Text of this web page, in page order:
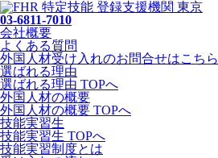
03-6811-7010
会社概要
よくある質問
外国人材受け入れのお問合せはこちら
選ばれる理由
選ばれる理由 TOPへ
外国人材の概要
外国人材の概要 TOPへ
技能実習生
技能実習生 TOPへ
技能実習制度とは